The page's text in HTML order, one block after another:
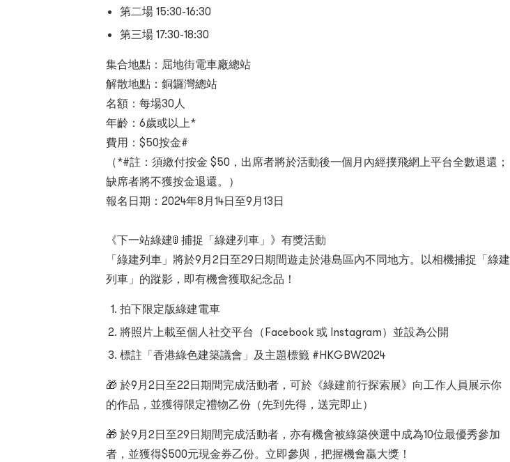
第二場 15:30-16:30
第三場 17:30-18:30
集合地點：屈地街電車廠總站
解散地點：銅鑼灣總站
名額：每場30人
年齡：6歲或以上*
費用：$50按金#
（*#註：須繳付按金 $50，出席者將於活動後一個月內經撲飛網上平台全數退還；
缺席者將不獲按金退還。）
報名日期：2024年8月14日至9月13日
《下一站綠建🚦 捕捉「綠建列車」》有獎活動
「綠建列車」將於9月2日至29日期間遊走於港島區內不同地方。以相機捕捉「綠建
列車」的蹤影，即有機會獲取紀念品！
拍下限定版綠建電車
將照片上載至個人社交平台（Facebook 或 Instagram）並設為公開
標註「香港綠色建築議會」及主題標籤 #HKGBW2024
🎁 於9月2日至22日期間完成活動者，可於《綠建前行探索展》向工作人員展示你
的作品，並獲得限定禮物乙份（先到先得，送完即止）
🎁 於9月2日至29日期間完成活動者，亦有機會被綠築俠選中成為10位最優秀參加
者，並獲得$500元現金券乙份。立即參與，把握機會贏大獎！